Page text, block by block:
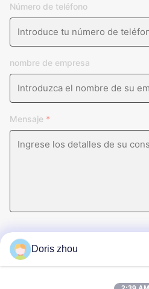
Número de teléfono
nombre de empresa
Mensaje *
Doris zhou